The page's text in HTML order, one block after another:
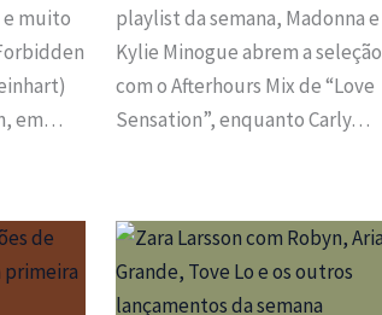
muito
em…
playlist da semana, Madonna e
Kylie Minogue abrem a seleção
com o Afterhours Mix de “Love
Sensation”, enquanto Carly…